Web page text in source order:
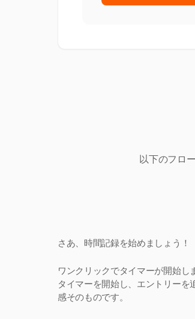
以下のフロ
さあ、時間記録を始めましょう！
ワンクリックでタイマーが開始し
タイマーを開始し、エントリー
感そのものです。